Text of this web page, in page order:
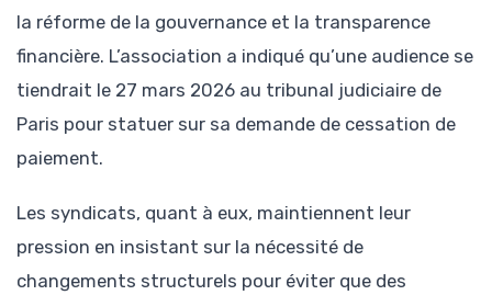
la réforme de la gouvernance et la transparence
financière. L’association a indiqué qu’une audience se
tiendrait le 27 mars 2026 au tribunal judiciaire de
Paris pour statuer sur sa demande de cessation de
paiement.
Les syndicats, quant à eux, maintiennent leur
pression en insistant sur la nécessité de
changements structurels pour éviter que des